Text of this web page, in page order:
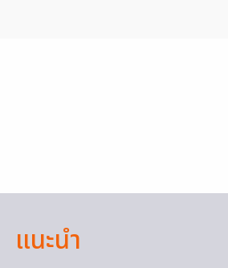
แนะนำ